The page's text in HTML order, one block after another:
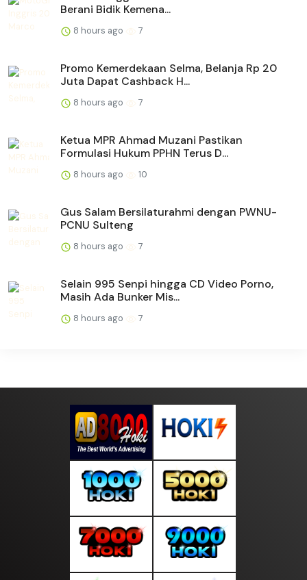
Berani Bidik Kemena...
8 hours ago 7
Promo Kemerdekaan Selma, Belanja Rp 20
Juta Dapat Cashback H...
8 hours ago 7
Ketua MPR Ahmad Muzani Pastikan
Formulasi Hukum PPHN Terus D...
8 hours ago 10
Gus Salam Bersilaturahmi dengan PWNU-
PCNU Sulteng
8 hours ago 7
Selain 995 Senpi hingga CD Video Porno,
Masih Ada Bunker Mis...
8 hours ago 7